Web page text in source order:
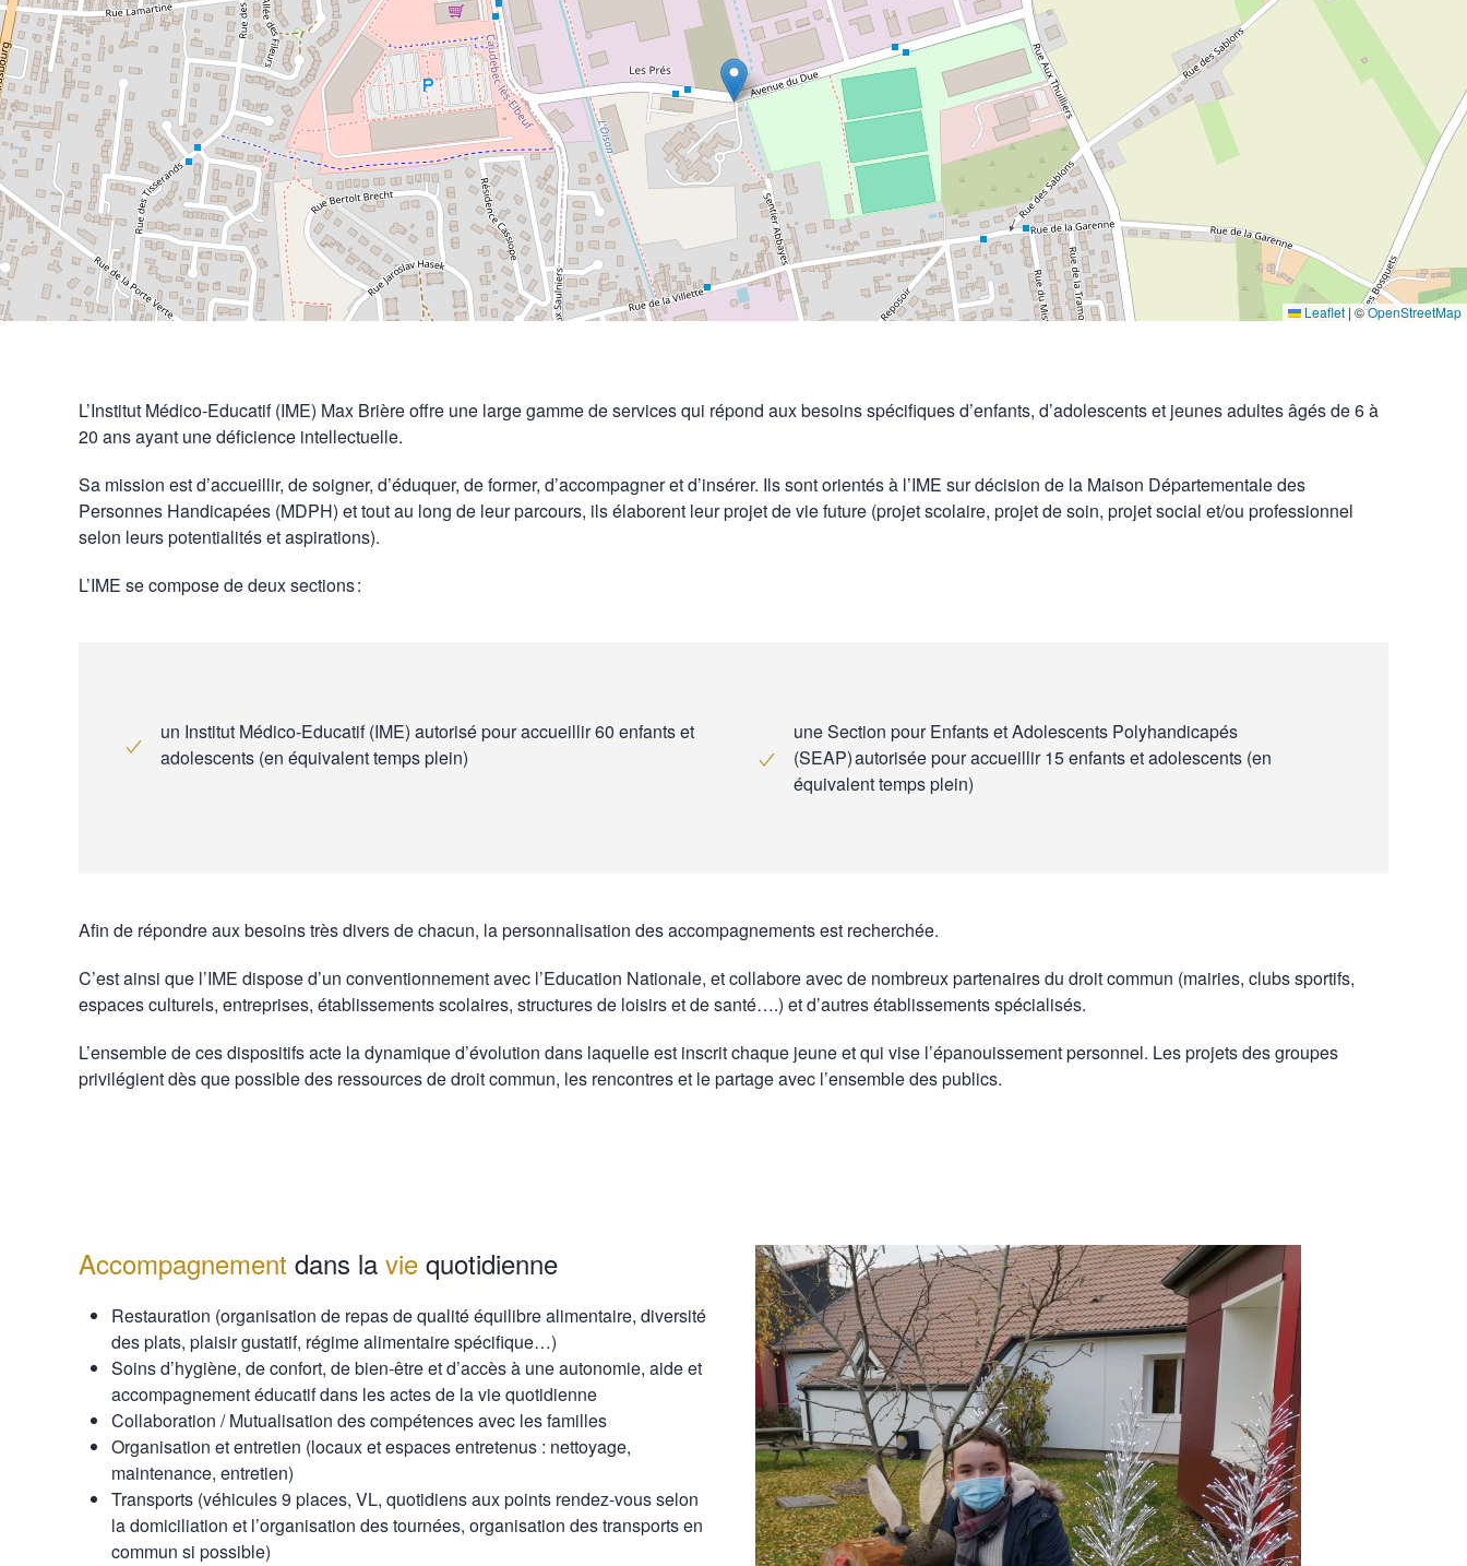
Leaflet | ©OpenStreetMap
L’Institut Médico-Educatif (IME) Max Brière offre une large gamme de services qui répond aux besoins spécifiques d’enfants, d’adolescents et jeunes adultes âgés de 6 à
20 ans ayant une déficience intellectuelle.
Sa mission est d’accueillir, de soigner, d’éduquer, de former, d’accompagner et d’insérer. Ils sont orientés à l’IME sur décision de la Maison Départementale des
Personnes Handicapées (MDPH) et tout au long de leur parcours, ils élaborent leur projet de vie future (projet scolaire, projet de soin, projet social et/ou professionnel
selon leurs potentialités et aspirations).
L’IME se compose de deux sections :
un Institut Médico-Educatif (IME) autorisé pour accueillir 60 enfants et
adolescents (en équivalent temps plein)
une Section pour Enfants et Adolescents Polyhandicapés
(SEAP) autorisée pour accueillir 15 enfants et adolescents (en
équivalent temps plein)
Afin de répondre aux besoins très divers de chacun, la personnalisation des accompagnements est recherchée.
C’est ainsi que l’IME dispose d’un conventionnement avec l’Education Nationale, et collabore avec de nombreux partenaires du droit commun (mairies, clubs sportifs,
espaces culturels, entreprises, établissements scolaires, structures de loisirs et de santé….) et d’autres établissements spécialisés.
L’ensemble de ces dispositifs acte la dynamique d’évolution dans laquelle est inscrit chaque jeune et qui vise l’épanouissement personnel. Les projets des groupes
privilégient dès que possible des ressources de droit commun, les rencontres et le partage avec l’ensemble des publics.
Accompagnement dans la vie quotidienne
Restauration (organisation de repas de qualité équilibre alimentaire, diversité
des plats, plaisir gustatif, régime alimentaire spécifique…)
Soins d’hygiène, de confort, de bien-être et d’accès à une autonomie, aide et
accompagnement éducatif dans les actes de la vie quotidienne
Collaboration / Mutualisation des compétences avec les familles
Organisation et entretien (locaux et espaces entretenus : nettoyage,
maintenance, entretien)
Transports (véhicules 9 places, VL, quotidiens aux points rendez-vous selon
la domiciliation et l’organisation des tournées, organisation des transports en
commun si possible)